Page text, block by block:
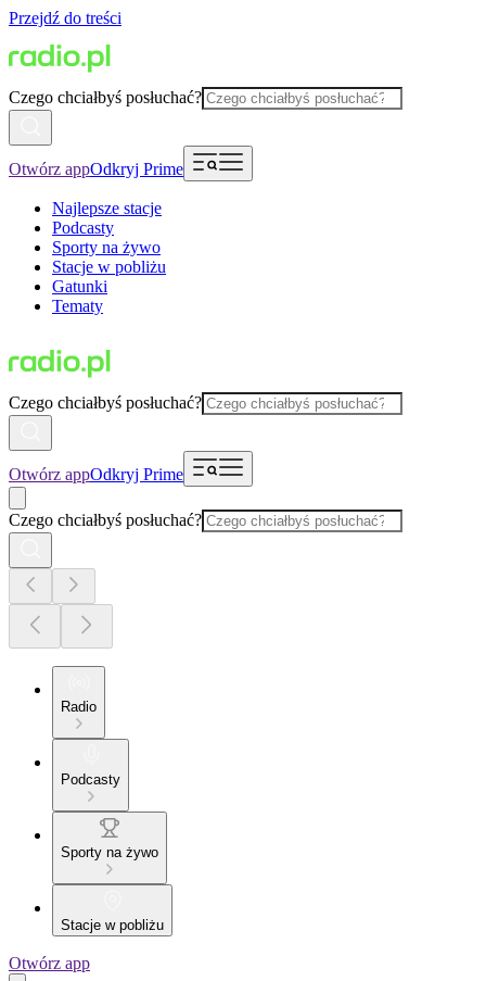
Przejdź do treści
Czego chciałbyś posłuchać?
Otwórz appOdkryj Prime
Najlepsze stacje
Podcasty
Sporty na żywo
Stacje w pobliżu
Gatunki
Tematy
Czego chciałbyś posłuchać?
Otwórz appOdkryj Prime
Czego chciałbyś posłuchać?
Radio
Podcasty
Sporty na żywo
Stacje w pobliżu
Otwórz app